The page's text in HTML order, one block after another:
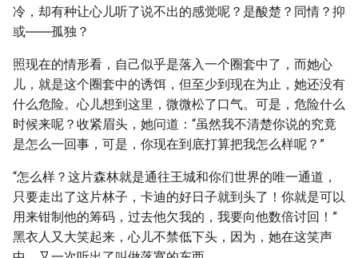
冷，却有种让心儿听了说不出的感觉呢？是酸楚？同情？抑
或――孤独？
照现在的情形看，自己似乎是落入一个圈套中了，而她心
儿，就是这个圈套中的诱饵，但至少到现在为止，她还没有
什么危险。心儿想到这里，微微松了口气。可是，危险什么
时候来呢？收紧眉头，她问道：“虽然我不清楚你说的究竟
是怎么一回事，可是，你现在到底打算把我怎么样呢？”
“怎么样？这片森林就是通往王城和你们世界的唯一通道，
只要走出了这片林子，卡迪的好日子就到头了！你就是可以
用来钳制他的筹码，过去他欠我的，我要向他数倍讨回！”
黑衣人又大笑起来，心儿不禁低下头，因为，她在这笑声